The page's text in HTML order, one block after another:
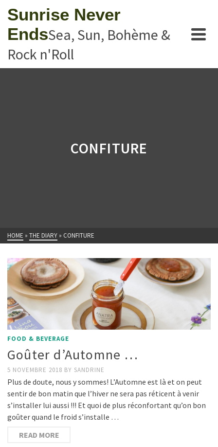
Sunrise Never
EndsSea, Sun, Bohème &
Rock n'Roll
CONFITURE
HOME » THE DIARY » CONFITURE
FOOD & BEVERAGE
Goûter d’Automne …
5 NOVEMBRE 2018 BY SANDRINE
Plus de doute, nous y sommes! L’Automne est là et on peut
sentir de bon matin que l’hiver ne sera pas réticent à venir
s’installer lui aussi !!! Et quoi de plus réconfortant qu’on bon
goûter quand le froid s’installe …
READ MORE